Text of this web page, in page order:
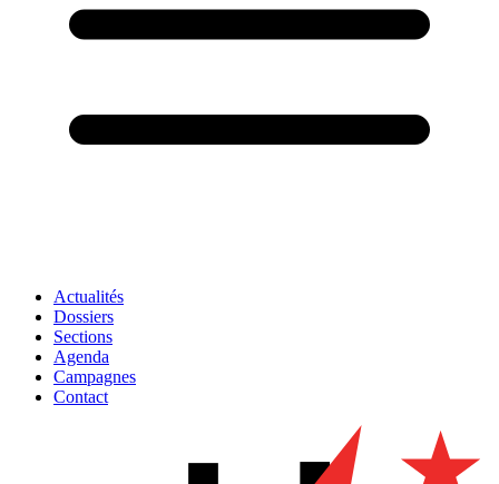
Actualités
Dossiers
Sections
Agenda
Campagnes
Contact